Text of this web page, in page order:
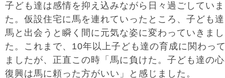
子ども達は感情を抑え込みながら日々過ごしてい
た。仮設住宅に馬を連れていったところ、子ども
馬と出会うと瞬く間に元気な姿に変わっていきまし
た。これまで、10年以上子ども達の育成に関わっ
ましたが、正直この時「馬に負けた。子ども達の
復興は馬に頼った方がいい」と感じました。